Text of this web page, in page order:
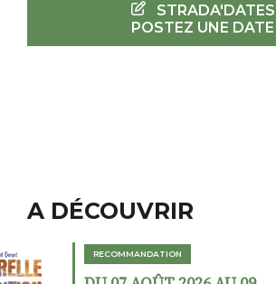
STRADA'DATES
POSTEZ UNE DATE
A DÉCOUVRIR
RECOMMANDATION